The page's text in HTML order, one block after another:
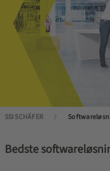
SSI SCHÄFER
Bedste